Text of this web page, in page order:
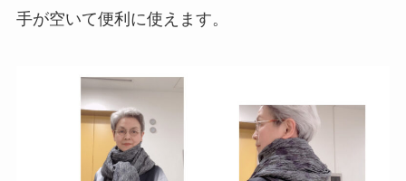
手が空いて便利に使えます。